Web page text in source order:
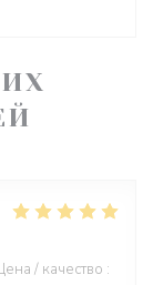
/ качество :